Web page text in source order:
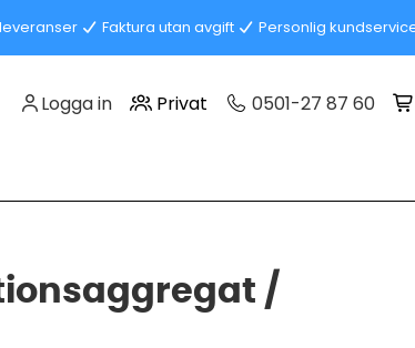
Faktura utan avgift Personlig
0501-27 87 60
Privat
Logga in
/